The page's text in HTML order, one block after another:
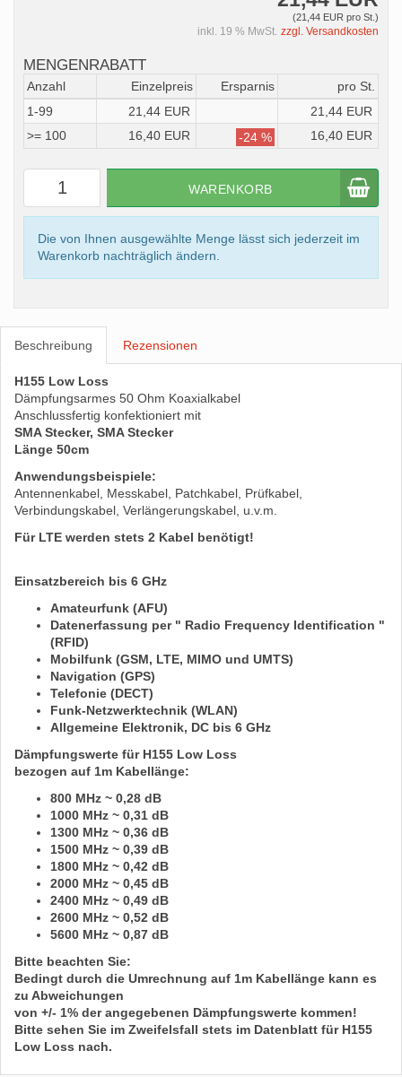
(21,44 EUR pro St.)
inkl. 19 % MwSt. zzgl. Versandkosten
MENGENRABATT
Anzahl Einzelpreis Ersparnis
pro St.
1-99
21,44 EUR
21,44 EUR
>= 100
16,40 EUR -24 % 16,40 EUR
WARENKORB
Die von Ihnen ausgewählte Menge lässt sich jederzeit im
Warenkorb nachträglich ändern.
Beschreibung Rezensionen
H155 Low Loss
Dämpfungsarmes 50 Ohm Koaxialkabel
Anschlussfertig konfektioniert mit
SMA Stecker, SMA Stecker
Länge 50cm
Anwendungsbeispiele:
Antennenkabel, Messkabel, Patchkabel, Prüfkabel,
Verbindungskabel, Verlängerungskabel, u.v.m.
Für LTE werden stets 2 Kabel benötigt!
Einsatzbereich bis 6 GHz
Amateurfunk (AFU)
Datenerfassung per " Radio Frequency Identification "
(RFID)
Mobilfunk (GSM, LTE, MIMO und UMTS)
Navigation (GPS)
Telefonie (DECT)
Funk-Netzwerktechnik (WLAN)
Allgemeine Elektronik, DC bis 6 GHz
Dämpfungswerte für H155 Low Loss
bezogen auf 1m Kabellänge:
800 MHz ~ 0,28 dB
1000 MHz ~ 0,31 dB
1300 MHz ~ 0,36 dB
1500 MHz ~ 0,39 dB
1800 MHz ~ 0,42 dB
2000 MHz ~ 0,45 dB
2400 MHz ~ 0,49 dB
2600 MHz ~ 0,52 dB
5600 MHz ~ 0,87 dB
Bitte beachten Sie:
Bedingt durch die Umrechnung auf 1m Kabellänge kann es
zu Abweichungen
von +/- 1% der angegebenen Dämpfungswerte kommen!
Bitte sehen Sie im Zweifelsfall stets im Datenblatt für H155
Low Loss nach.